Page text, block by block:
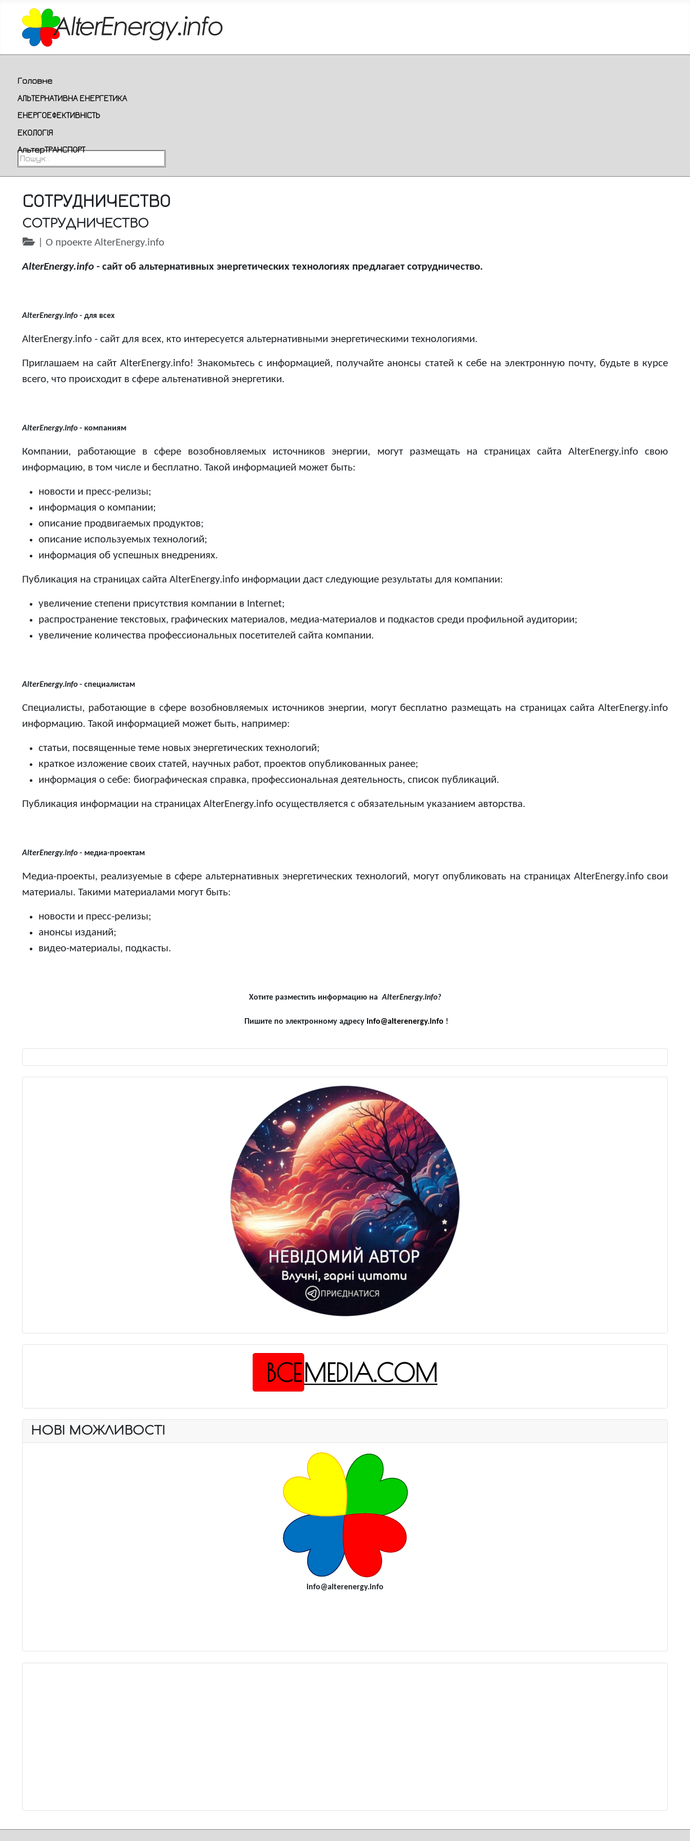
Головне
АЛЬТЕРНАТИВНА ЕНЕРГЕТИКА
ЕНЕРГОЕФЕКТИВНІСТЬ
ЕКОЛОГІЯ
АльтерТРАНСПОРТ
Пошук...
СОТРУДНИЧЕСТВО
СОТРУДНИЧЕСТВО
|О проекте AlterEnergy.info
AlterEnergy.info- сайт об альтернативных энергетических технологиях предлагает сотрудничество.
AlterEnergy.info - для всех
AlterEnergy.info - сайт для всех, кто интересуется альтернативными энергетическими технологиями.
Приглашаем на сайт AlterEnergy.info! Знакомьтесь с информацией, получайте анонсы статей к себе на электронную почту, будьте в курсе
всего, что происходит в сфере альтенативной энергетики.
AlterEnergy.info- компаниям
Компании, работающие в сфере возобновляемых источников энергии, могут размещать на страницах сайта AlterEnergy.info свою
информацию, в том числе и бесплатно. Такой информацией может быть:
новости и пресс-релизы;
информация о компании;
описание продвигаемых продуктов;
описание используемых технологий;
информация об успешных внедрениях.
Публикация на страницах сайта AlterEnergy.info информации даст следующие результаты для компании:
увеличение степени присутствия компании в Internet;
распространение текстовых, графических материалов, медиа-материалов и подкастов среди профильной аудитории;
увеличение количества профессиональных посетителей сайта компании.
AlterEnergy.info- специалистам
Специалисты, работающие в сфере возобновляемых источников энергии, могут бесплатно размещать на страницах сайта AlterEnergy.info
информацию. Такой информацией может быть, например:
статьи, посвященные теме новых энергетических технологий;
краткое изложение своих статей, научных работ, проектов опубликованных ранее;
информация о себе: биографическая справка, профессиональная деятельность, список публикаций.
Публикация информации на страницах AlterEnergy.info осуществляется с обязательным указанием авторства.
AlterEnergy.info- медиа-проектам
Медиа-проекты, реализуемые в сфере альтернативных энергетических технологий, могут опубликовать на страницах AlterEnergy.info свои
материалы. Такими материалами могут быть:
новости и пресс-релизы;
анонсы изданий;
видео-материалы, подкасты.
Хотите разместить информацию наAlterEnergy.info?
Пишите по электронному адресу info@alterenergy.info !
Виберіть свою мову
НОВІ МОЖЛИВОСТІ
info@alterenergy.info